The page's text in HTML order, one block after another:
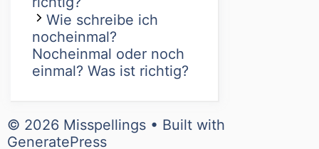
Wie schreibe ich
nocheinmal?
Nocheinmal oder noch
einmal? Was ist richtig?
© 2026 Misspellings • Built with
GeneratePress